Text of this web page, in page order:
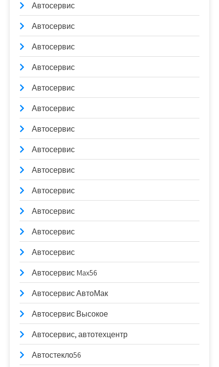
Автосервис
Автосервис
Автосервис
Автосервис
Автосервис
Автосервис
Автосервис
Автосервис
Автосервис
Автосервис
Автосервис
Автосервис
Автосервис
Автосервис Max56
Автосервис АвтоМак
Автосервис Высокое
Автосервис, автотехцентр
Автостекло56